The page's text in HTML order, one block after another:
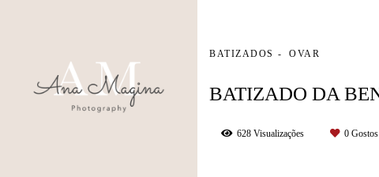
BATIZADOS OVAR
BATIZADO DA
628 Visualizações 0 Gostos